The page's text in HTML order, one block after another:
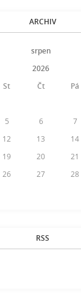
ARCHIV
srpen
2026
St Čt Pá
5 6 7
12 13 14
19 20 21
26 27 28
RSS